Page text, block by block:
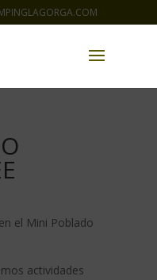
el Mini Poblado
actividades